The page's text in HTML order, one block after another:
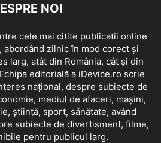
NOI
cele mai citite publicatii online
abordând zilnic în mod corect și
larg, atât din România, cât și din
editorială a iDevice.ro scrie
național, despre subiecte de
mediul de afaceri, mașini,
știință, sport, sănătate, având
subiecte de divertisment, filme,
pentru publicul larg.